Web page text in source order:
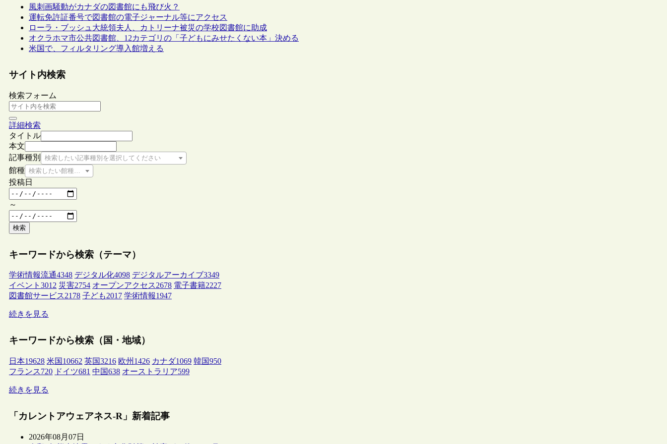
風刺画騒動がカナダの図書館にも飛び火？
運転免許証番号で図書館の電子ジャーナル等にアクセス
ローラ・ブッシュ大統領夫人、カトリーナ被災の学校図書館に助成
オクラホマ市公共図書館、12カテゴリの「子どもにみせたくない本」決める
米国で、フィルタリング導入館増える
サイト内検索
検索フォーム
詳細検索
タイトル
本文
記事種別
検索したい記事種別を選択してください
館種 検索したい館種を選択してください
投稿日
～
検索
キーワードから検索（テーマ）
学術情報流通4348 デジタル化4098 デジタルアーカイブ3349
イベント 3012 災害2754 オープンアクセス2678 電子書籍2227
図書館サービス2178 子ども2017 学術情報1947
続きを見る
キーワードから検索（国・地域）
日本19628 米国 10662 英国3216 欧州 1426 カナダ1069 韓国950
フランス720 ドイツ681 中国638 オーストラリア599
続きを見る
「カレントアウェアネス-R」新着記事
2026年08月07日